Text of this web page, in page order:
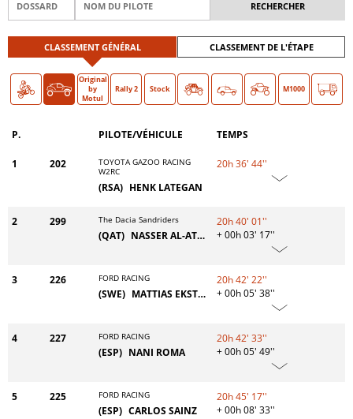
CLASSEMENT GÉNÉRAL CLASSEMENT DE L'ÉTAPE
Moto Auto
Original
by
Motul
O > Rally 2 Stock Classic M1000
P. PILOTE/VÉHICULE TEMPS
1 202
TOYOTA GAZOO RACING
W2RC
(RSA) HENK LATEGAN
20h 36' 44''
2 299 The Dacia Sandriders
(QAT) NASSER AL-ATTIYAH
20h 40' 01''
+ 00h 03' 17''
3 226 FORD RACING
(SWE) MATTIAS EKSTRÖM
20h 42' 22''
+ 00h 05' 38''
4 227 FORD RACING
(ESP) NANI ROMA
20h 42' 33''
+ 00h 05' 49''
5 225 FORD RACING
(ESP) CARLOS SAINZ
20h 45' 17''
+ 00h 08' 33''